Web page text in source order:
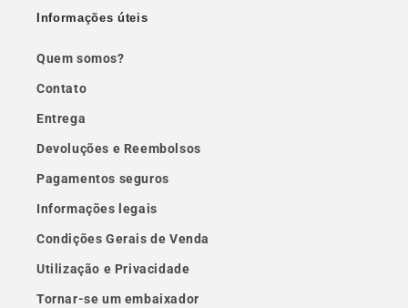
Informações úteis
Quem somos?
Contato
Entrega
Devoluções e Reembolsos
Pagamentos seguros
Informações legais
Condições Gerais de Venda
Utilização e Privacidade
Tornar-se um embaixador